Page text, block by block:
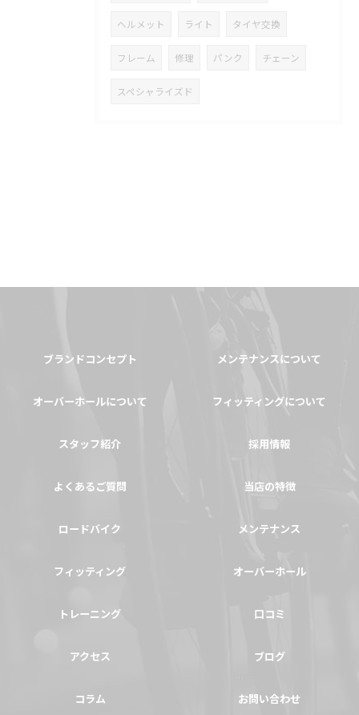
ヘルメット ライト タイヤ交換
フレーム 修理 パンク チェーン
スペシャライズド
ブランドコンセプト メンテナンスについて
オーバーホールについて フィッティングについて
スタッフ紹介 採用情報
よくあるご質問 当店の特徴
ロードバイク メンテナンス
フィッティング オーバーホール
トレーニング 口コミ
アクセス ブログ
コラム お問い合わせ